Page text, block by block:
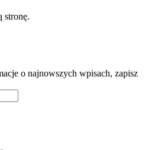
stronę.
o najnowszych wpisach, zapisz